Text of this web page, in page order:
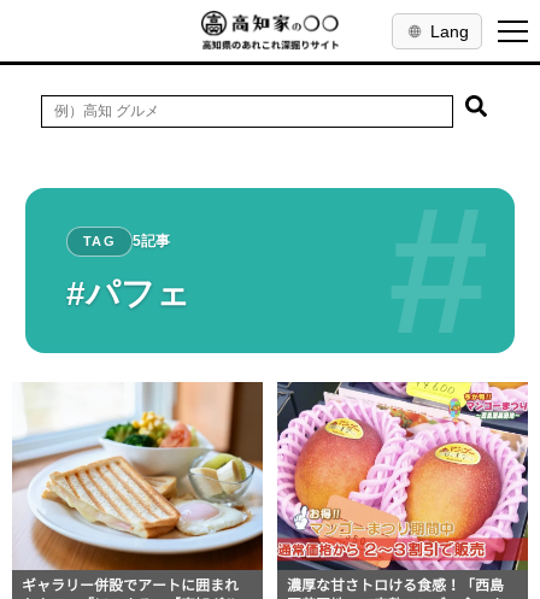
Lang
#
TAG 5記事
#パフェ
ギャラリー併設でアートに囲まれ
濃厚な甘さトロける食感！「西島